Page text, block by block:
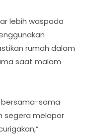
lebih waspada
rumah dalam
saat malam
bersama-sama
segera melapor